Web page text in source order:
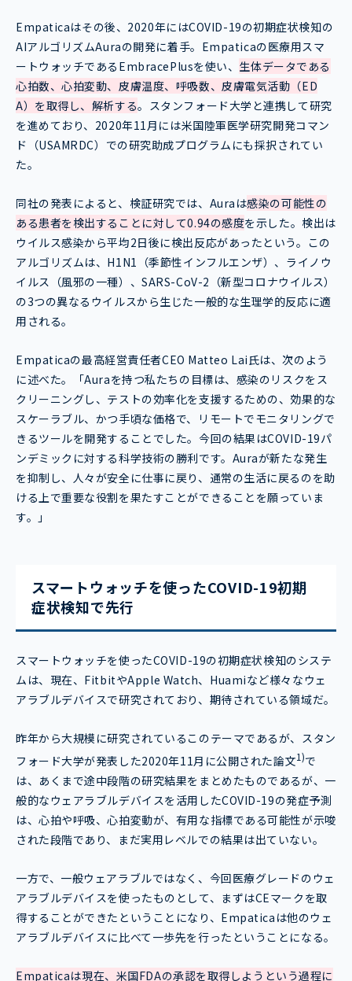
Empaticaはその後、2020年にはCOVID-19の初期症状検知の
AIアルゴリズムAuraの開発に着手。Empaticaの医療用スマ
ートウォッチであるEmbracePlusを使い、 生体データである
心拍数、心拍変動、皮膚温度、呼吸数、皮膚電気活動（ED
A）を取得し、解析する。スタンフォード大学と連携して研究
を進めており、2020年11月には米国陸軍医学研究開発コマン
ド（USAMRDC）での研究助成プログラムにも採択されてい
た。
同社の発表によると、検証研究では、Auraは感染の可能性の
ある患者を検出することに対して0.94の感度を示した。検出は
ウイルス感染から平均2日後に検出反応があったという。この
アルゴリズムは、H1N1（季節性インフルエンザ）、ライノウ
イルス（風邪の一種）、SARS-CoV-2（新型コロナウイルス）
の3つの異なるウイルスから生じた一般的な生理学的反応に適
用される。
Empaticaの最高経営責任者CEO Matteo Lai氏は、次のよう
に述べた。「Auraを持つ私たちの目標は、感染のリスクをス
クリーニングし、テストの効率化を支援するための、効果的な
スケーラブル、かつ手頃な価格で、リモートでモニタリングで
きるツールを開発することでした。今回の結果はCOVID-19パ
ンデミックに対する科学技術の勝利です。Auraが新たな発生
を抑制し、人々が安全に仕事に戻り、通常の生活に戻るのを助
ける上で重要な役割を果たすことができることを願っていま
す。」
スマートウォッチを使ったCOVID-19初期
症状検知で先行
スマートウォッチを使ったCOVID-19の初期症状検知のシステ
ムは、現在、FitbitやApple Watch、Huamiなど様々なウェ
アラブルデバイスで研究されており、期待されている領域だ。
昨年から大規模に研究されているこのテーマであるが、スタン
フォード大学が発表した2020年11月に公開された論文1)で
は、あくまで途中段階の研究結果をまとめたものであるが、一
般的なウェアラブルデバイスを活用したCOVID-19の発症予測
は、心拍や呼吸、心拍変動が、有用な指標である可能性が示唆
された段階であり、まだ実用レベルでの結果は出ていない。
一方で、一般ウェアラブルではなく、今回医療グレードのウェ
アラブルデバイスを使ったものとして、まずはCEマークを取
得することができたということになり、Empaticaは他のウェ
アラブルデバイスに比べて一歩先を行ったということになる。
Empaticaは現在、米国FDAの承認を取得しようという過程に